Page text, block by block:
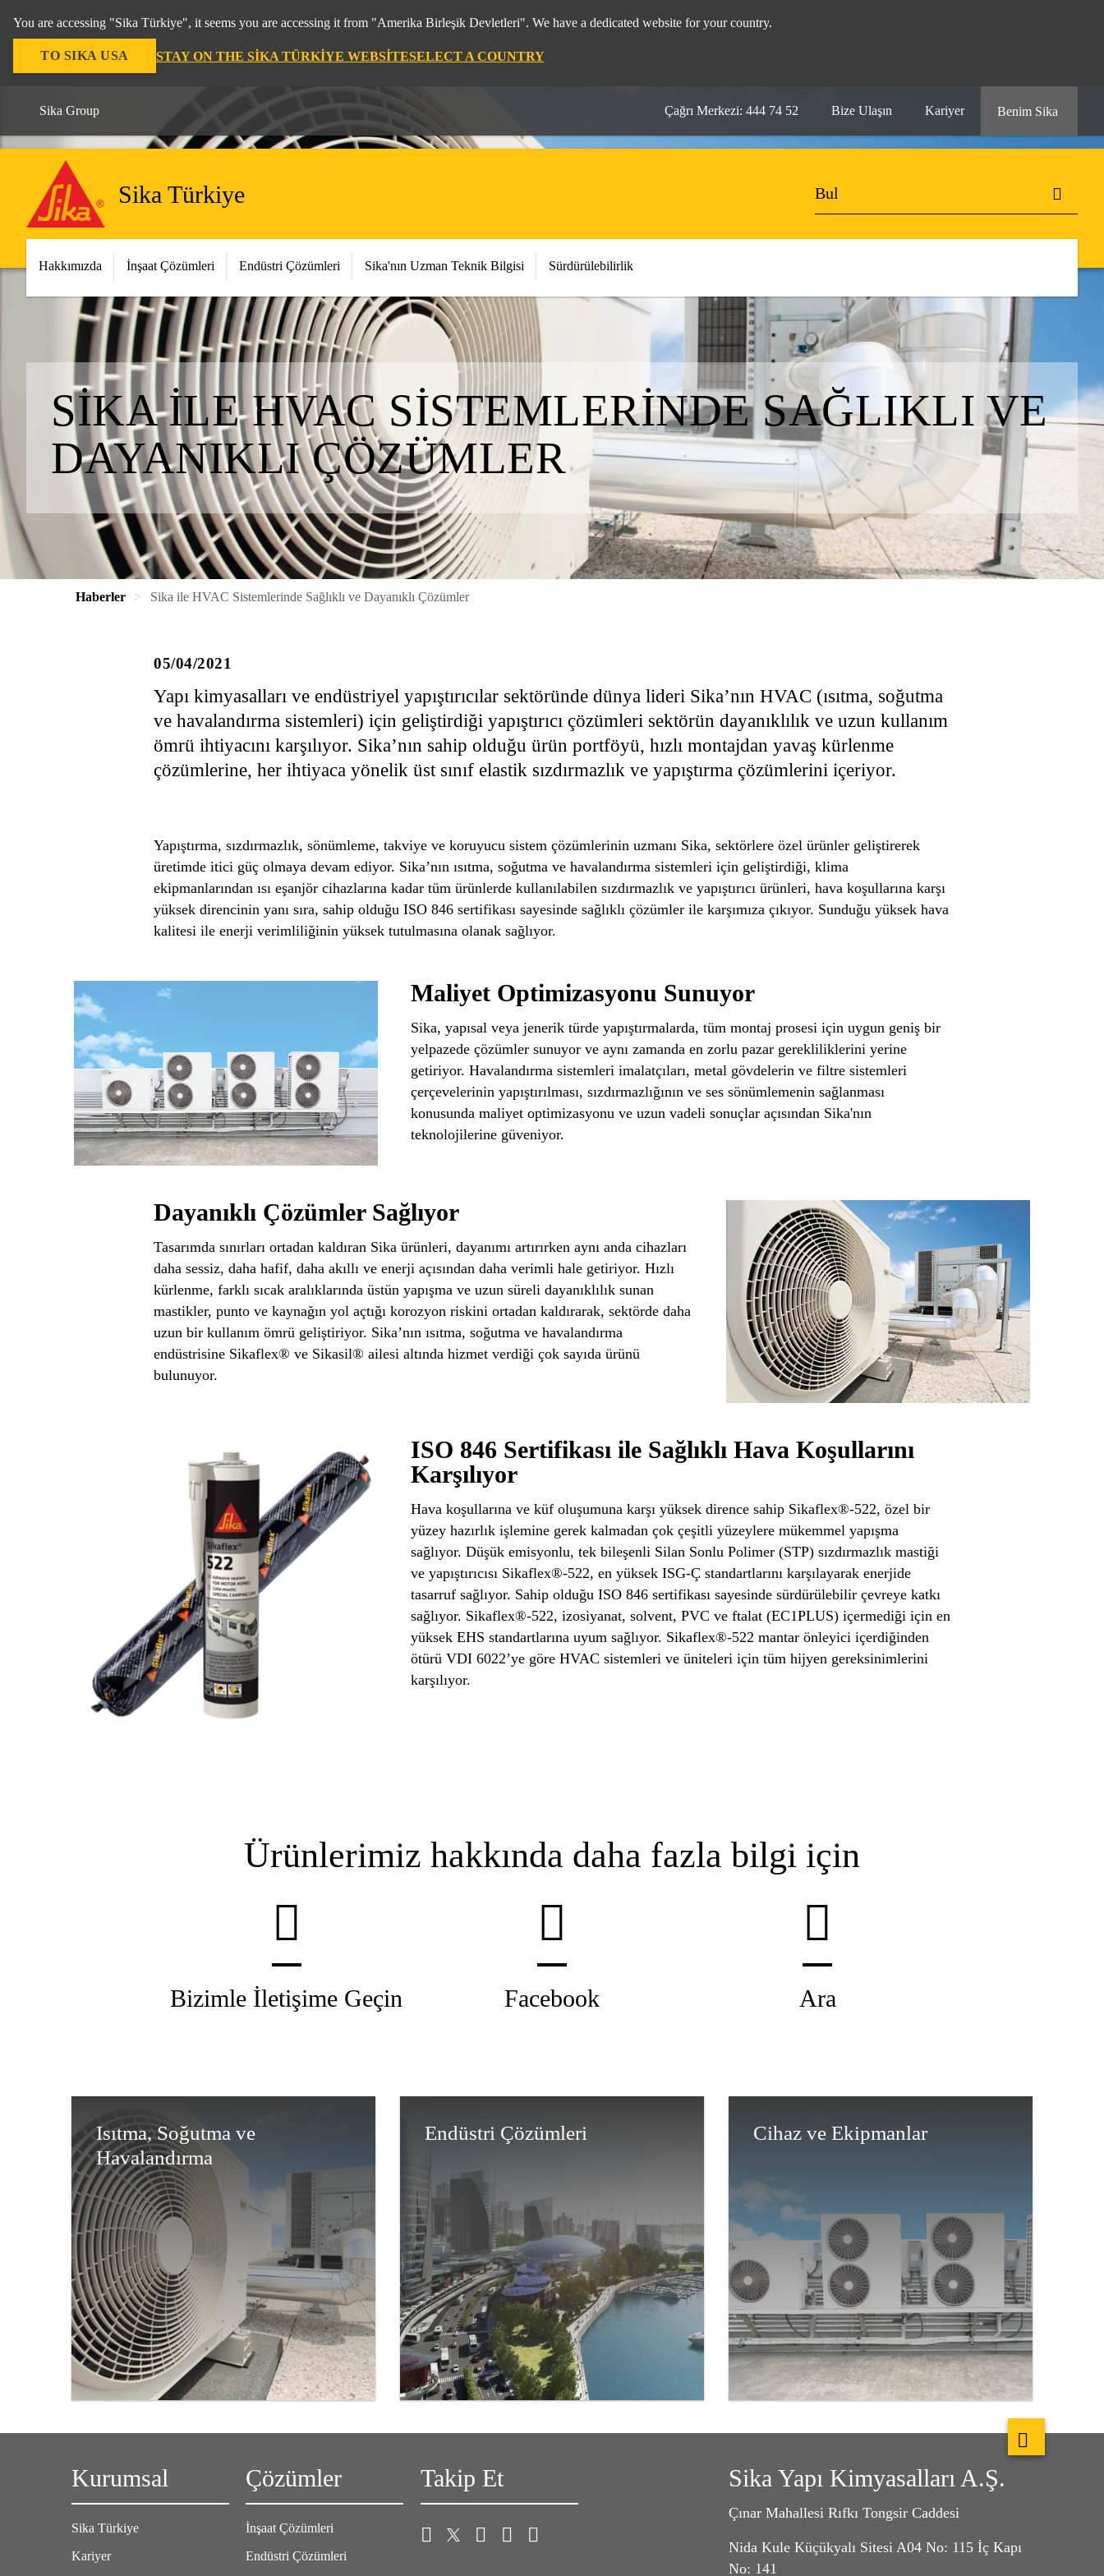
You are accessing "Sika Türkiye", it seems you are accessing it from "Amerika Birleşik Devletleri". We have a dedicated website for your country.
TO SIKA USA STAY ON THE SIKA TÜRKIYE WEBSITESELECT A COUNTRY
Sika Group Çağrı Merkezi: 444 74 52 Bize Ulaşın Kariyer Benim Sika
Sika Türkiye
Hakkımızda İnşaat Çözümleri Endüstri Çözümleri Sika'nın Uzman Teknik Bilgisi Sürdürülebilirlik
SIKA ILE HVAC SISTEMLERINDE SAĞLIKLI VE
DAYANIKLI ÇÖZÜMLER
Haberler Sika ile HVAC Sistemlerinde Sağlıklı ve Dayanıklı Çözümler
05/04/2021
Yapı kimyasalları ve endüstriyel yapıştırıcılar sektöründe dünya lideri Sika’nın HVAC (ısıtma, soğutma
ve havalandırma sistemleri) için geliştirdiği yapıştırıcı çözümleri sektörün dayanıklılık ve uzun kullanım
ömrü ihtiyacını karşılıyor. Sika’nın sahip olduğu ürün portföyü, hızlı montajdan yavaş kürlenme
çözümlerine, her ihtiyaca yönelik üst sınıf elastik sızdırmazlık ve yapıştırma çözümlerini içeriyor.
Yapıştırma, sızdırmazlık, sönümleme, takviye ve koruyucu sistem çözümlerinin uzmanı Sika, sektörlere özel ürünler geliştirerek
üretimde itici güç olmaya devam ediyor. Sika’nın ısıtma, soğutma ve havalandırma sistemleri için geliştirdiği, klima
ekipmanlarından ısı eşanjör cihazlarına kadar tüm ürünlerde kullanılabilen sızdırmazlık ve yapıştırıcı ürünleri, hava koşullarına karşı
yüksek direncinin yanı sıra, sahip olduğu ISO 846 sertifikası sayesinde sağlıklı çözümler ile karşımıza çıkıyor. Sunduğu yüksek hava
kalitesi ile enerji verimliliğinin yüksek tutulmasına olanak sağlıyor.
Maliyet Optimizasyonu Sunuyor
Sika, yapısal veya jenerik türde yapıştırmalarda, tüm montaj prosesi için uygun geniş bir
yelpazede çözümler sunuyor ve aynı zamanda en zorlu pazar gerekliliklerini yerine
getiriyor. Havalandırma sistemleri imalatçıları, metal gövdelerin ve filtre sistemleri
çerçevelerinin yapıştırılması, sızdırmazlığının ve ses sönümlemenin sağlanması
konusunda maliyet optimizasyonu ve uzun vadeli sonuçlar açısından Sika'nın
teknolojilerine güveniyor.
Dayanıklı Çözümler Sağlıyor
Tasarımda sınırları ortadan kaldıran Sika ürünleri, dayanımı artırırken aynı anda cihazları
daha sessiz, daha hafif, daha akıllı ve enerji açısından daha verimli hale getiriyor. Hızlı
kürlenme, farklı sıcak aralıklarında üstün yapışma ve uzun süreli dayanıklılık sunan
mastikler, punto ve kaynağın yol açtığı korozyon riskini ortadan kaldırarak, sektörde daha
uzun bir kullanım ömrü geliştiriyor. Sika’nın ısıtma, soğutma ve havalandırma
endüstrisine Sikaflex® ve Sikasil® ailesi altında hizmet verdiği çok sayıda ürünü
bulunuyor.
ISO 846 Sertifikası ile Sağlıklı Hava Koşullarını
Karşılıyor
Hava koşullarına ve küf oluşumuna karşı yüksek dirence sahip Sikaflex®-522, özel bir
yüzey hazırlık işlemine gerek kalmadan çok çeşitli yüzeylere mükemmel yapışma
sağlıyor. Düşük emisyonlu, tek bileşenli Silan Sonlu Polimer (STP) sızdırmazlık mastiği
ve yapıştırıcısı Sikaflex®-522, en yüksek ISG-Ç standartlarını karşılayarak enerjide
tasarruf sağlıyor. Sahip olduğu ISO 846 sertifikası sayesinde sürdürülebilir çevreye katkı
sağlıyor. Sikaflex®-522, izosiyanat, solvent, PVC ve ftalat (EC1PLUS) içermediği için en
yüksek EHS standartlarına uyum sağlıyor. Sikaflex®-522 mantar önleyici içerdiğinden
ötürü VDI 6022’ye göre HVAC sistemleri ve üniteleri için tüm hijyen gereksinimlerini
karşılıyor.
Ürünlerimiz hakkında daha fazla bilgi için
Bizimle İletişime Geçin Facebook Ara
Isıtma, Soğutma ve
Havalandırma
Endüstri Çözümleri Cihaz ve Ekipmanlar
Kurumsal
Sika Türkiye
Kariyer
Çözümler
İnşaat Çözümleri
Endüstri Çözümleri
Takip Et Sika Yapı Kimyasalları A.Ş.
Çınar Mahallesi Rıfkı Tongsir Caddesi
Nida Kule Küçükyalı Sitesi A04 No: 115 İç Kapı
No: 141